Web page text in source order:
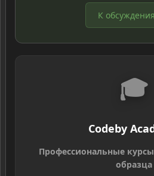
К
🎓
Codeby
Профессиональные
образца